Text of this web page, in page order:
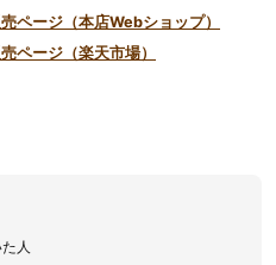
ページ（本店Webショップ）
ページ（楽天市場）
人